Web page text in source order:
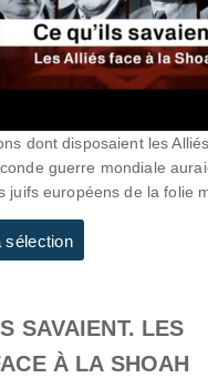
dont disposaient les
guerre mondiale
juifs européens de la folie
sélection
SAVAIENT. LES
À LA SHOAH